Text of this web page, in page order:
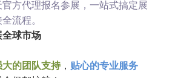
方代理报名参展，一站式搞定展
流程。
球市场
大的团队支持， 贴心的专业服务